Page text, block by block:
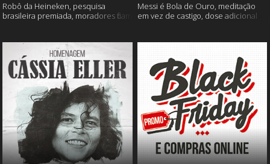
Robô da Heineken, pesquisa
brasileira premiada, moradores ficam
Messi é Bola de Ouro, meditação
em vez de castigo, dose adicional